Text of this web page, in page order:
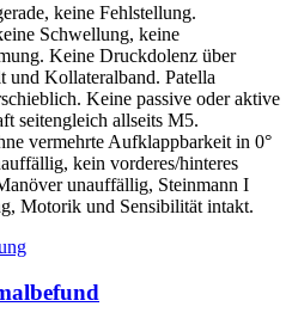
keine Fehlstellung.
Schwellung, keine
Keine Druckdolenz über
und Kollateralband. Patella
Keine passive oder aktive
seitengleich allseits M5.
vermehrte Aufklappbarkeit in 0°
kein vorderes/hinteres
unauffällig, Steinmann I
Motorik und Sensibilität intakt.